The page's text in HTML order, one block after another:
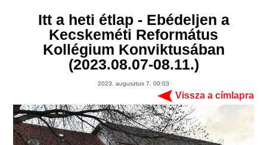
Itt a heti étlap - Ebédeljen a
Kecskeméti Református
Kollégium Konviktusában
(2023.08.07-08.11.)
2023. augusztus 7. 00:03
Vissza a címlapra